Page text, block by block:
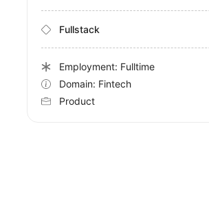
Fullstack
Employment: Fulltime
Domain: Fintech
Product